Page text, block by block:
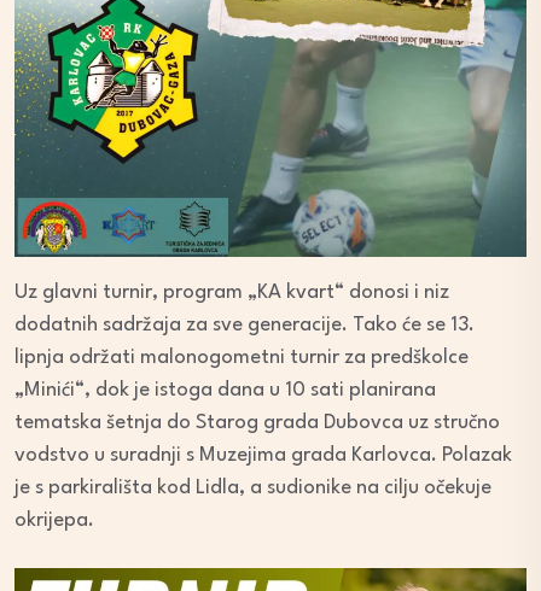
Uz glavni turnir, program „KA kvart“ donosi i niz
dodatnih sadržaja za sve generacije. Tako će se 13.
lipnja održati malonogometni turnir za predškolce
„Minići“, dok je istoga dana u 10 sati planirana
tematska šetnja do Starog grada Dubovca uz stručno
vodstvo u suradnji s Muzejima grada Karlovca. Polazak
je s parkirališta kod Lidla, a sudionike na cilju očekuje
okrijepa.